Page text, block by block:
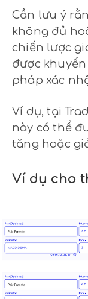
Cần lưu ý
không đủ
chiến lược
được
pháp xác
Ví dụ, tại
này có thể
tăng hoặc
Ví dụ cho